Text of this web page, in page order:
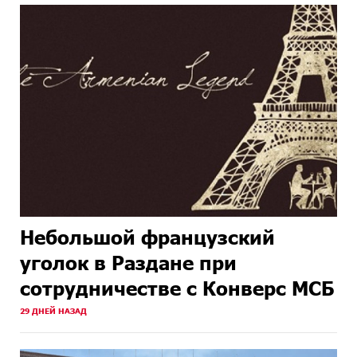
Небольшой французский
уголок в Раздане при
сотрудничестве с Конверс МСБ
29 ДНЕЙ НАЗАД